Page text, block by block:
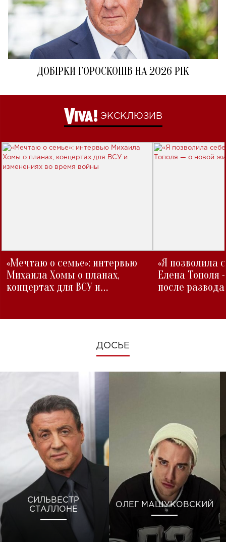
ДОБІРКИ ГОРОСКОПІВ НА 2026 РІК
ЭКСКЛЮЗИВ
«Мечтаю о семье»: интервью
Михаила Хомы о планах,
концертах для ВСУ и
«Я позволила
Елена Тополя
после развода
ДОСЬЕ
СИЛЬВЕСТР
СТАЛЛОНЕ
ОЛЕГ МАШУКОВСКИЙ